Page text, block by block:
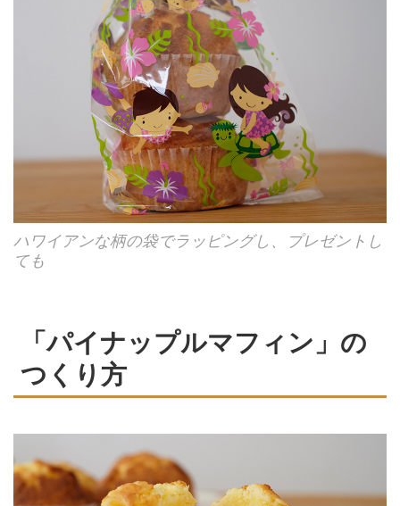
ハワイアンな柄の袋でラッピングし、プレゼントし
ても
「パイナップルマフィン」の
つくり方